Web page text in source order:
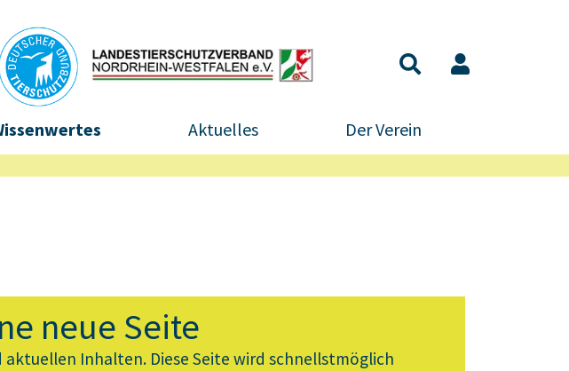
Aktuelles Der Verein
neue Seite
Inhalten. Diese Seite wird schnellstmöglich